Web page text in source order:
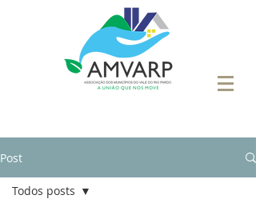
Post
Todos posts